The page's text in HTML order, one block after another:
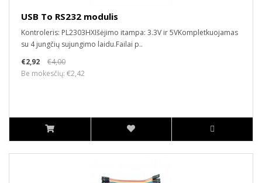
USB To RS232 modulis
Kontroleris: PL2303HXIšėjimo itampa: 3.3V ir 5VKompletkuojamas
su 4 jungčių sujungimo laidu.Failai p..
€2,92
€4,00
Be mokesčių: €2,42